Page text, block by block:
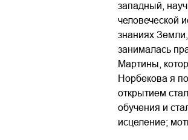
западный,
человеческой
знаниях
занималась
Мартины,
Норбекова я
открытием
обучения и
исцеление;